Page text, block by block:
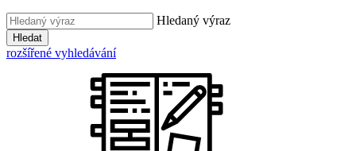
Hledaný výraz
Hledat
rozšířené vyhledávání